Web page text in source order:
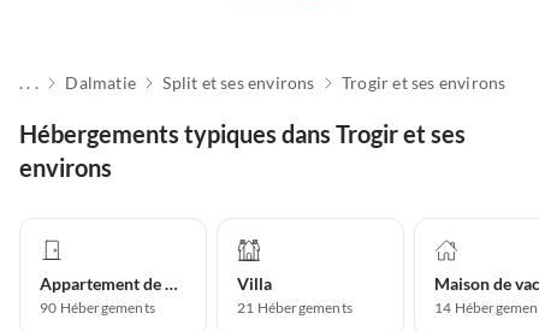
. . . Dalmatie Split et ses environs Trogir et ses environs
Hébergements typiques dans Trogir et ses
environs
Appartement de vacances
90 Hébergements
Villa
21 Hébergements 14